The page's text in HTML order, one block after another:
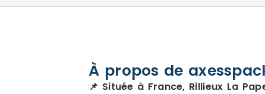
À propos de
📌 Située à France, Rillieux La